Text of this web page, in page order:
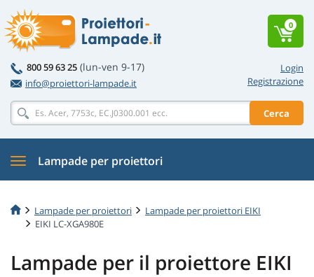
Login
Registrazione
800 59 63 25 (lun-ven 9-17)
info@proiettori-lampade.it
Cerca
0
Lampade per proiettori
Lampade per proiettori
Lampade per proiettori EIKI
EIKI LC-XGA980E
Lampade per il proiettore EIKI